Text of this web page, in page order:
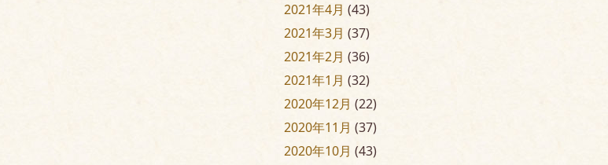
2021年4月 (43)
2021年3月 (37)
2021年2月 (36)
2021年1月 (32)
2020年12月 (22)
2020年11月 (37)
2020年10月 (43)